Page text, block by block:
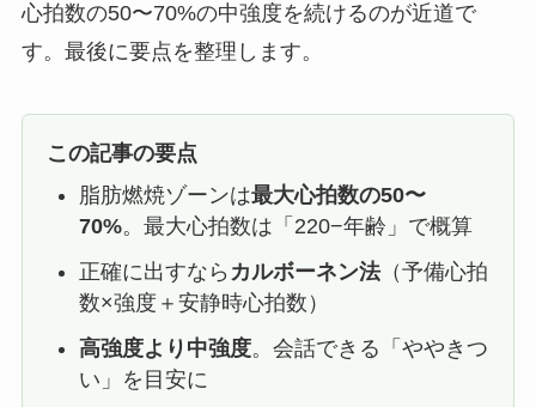
心拍数の50〜70%の中強度を続けるのが近道で
す。最後に要点を整理します。
この記事の要点
脂肪燃焼ゾーンは最大心拍数の50〜
70%。最大心拍数は「220−年齢」で概算
正確に出すなら カルボーネン法（予備心拍
数×強度＋安静時心拍数）
高強度より中強度。会話できる「ややきつ
い」を目安に